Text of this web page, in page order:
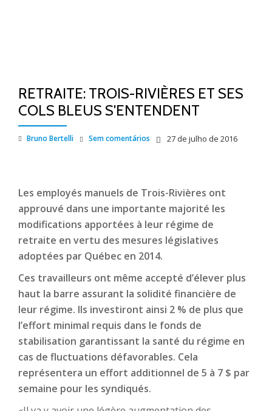
RETRAITE: TROIS-RIVIÈRES ET SES
COLS BLEUS S'ENTENDENT
Bruno Bertelli 27 de julho de 2016
Sem comentários
Les employés manuels de Trois-Rivières ont
approuvé dans une importante majorité les
modifications apportées à leur régime de
retraite en vertu des mesures législatives
adoptées par Québec en 2014.
Ces travailleurs ont même accepté d’élever plus
haut la barre assurant la solidité financière de
leur régime. Ils investiront ainsi 2 % de plus que
l’effort minimal requis dans le fonds de
stabilisation garantissant la santé du régime en
cas de fluctuations défavorables. Cela
représentera un effort additionnel de 5 à 7 $ par
semaine pour les syndiqués.